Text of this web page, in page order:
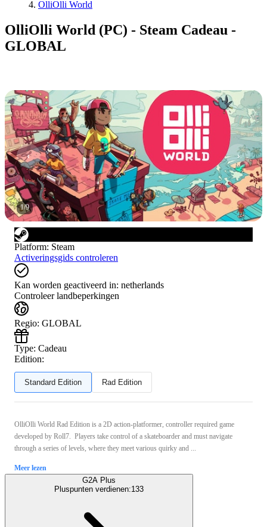
OlliOlli World
OlliOlli World (PC) - Steam Cadeau -
GLOBAL
1/9
Platform: Steam
Activeringsgids controleren
Kan worden geactiveerd in: netherlands
Controleer landbeperkingen
Regio: GLOBAL
Type: Cadeau
Edition:
Standard Edition Rad Edition
OlliOlli World Rad Edition is a 2D action-platformer, controller required game
developed by Roll7. Players take control of a skateboarder and must navigate
through a series of levels, where they meet various quirky and ...
Meer lezen
G2A Plus
Pluspunten verdienen:133